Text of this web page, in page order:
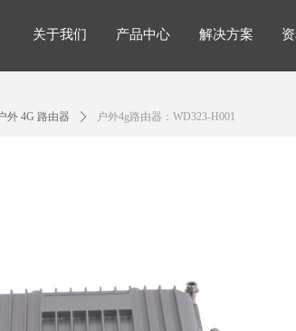
关于我们 产品中心 解决方案
解决方案
外 4G 路由器 ꄲ 户外4g路由器：WD323-H001